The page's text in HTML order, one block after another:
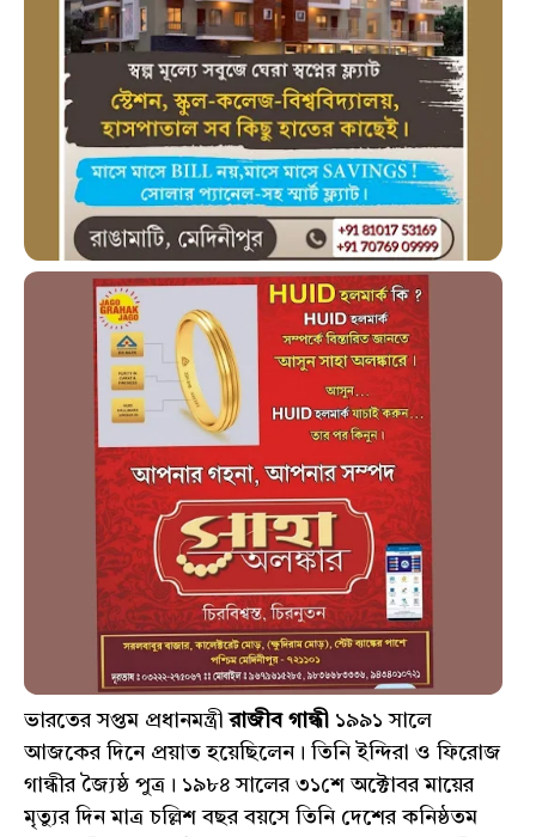
ভারতের সপ্তম প্রধানমন্ত্রীরাজীব গান্ধী ১৯৯১ সালে
আজকের দিনে প্রয়াত হয়েছিলেন। তিনি ইন্দিরা ও ফিরোজ
গান্ধীর জ্যৈষ্ঠ পুত্র। ১৯৮৪ সালের ৩১শে অক্টোবর মায়ের
মৃত্যুর দিন মাত্র চল্লিশ বছর বয়সে তিনি দেশের কনিষ্ঠতম